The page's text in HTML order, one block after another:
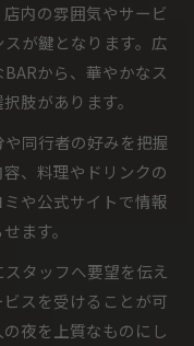
内の雰囲気やサービ
が鍵となります。広
から、華やかなス
肢があります。
同行者の好みを把握
、料理やドリンクの
や公式サイトで情報
ます。
タッフへ要望を伝え
スを受けることが可
夜を上質なものにし